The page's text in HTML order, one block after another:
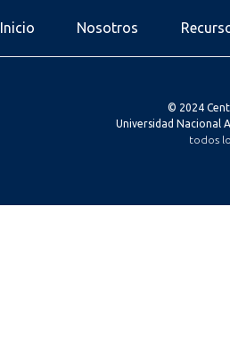
Inicio Nosotros
© 2024
Universidad Nacional
todos